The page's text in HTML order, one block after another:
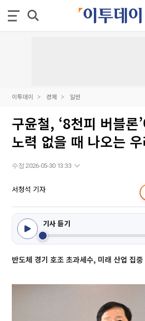
이투데이 경제 일반
구윤철, ‘8천피 버블론
노력 없을 때 나오는
수정 2026-05-30 13:33
서청석 기자
기사 듣기
반도체 경기 호조 초과세수, 미래 산업 집